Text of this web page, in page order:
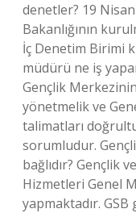
denetler? 19
Bakanlığının
İç Denetim Birimi
müdürü ne iş
Gençlik
yönetmelik ve
talimatları
sorumludur.
bağlıdır? Gençlik
Hizmetleri Genel
yapmaktadır.